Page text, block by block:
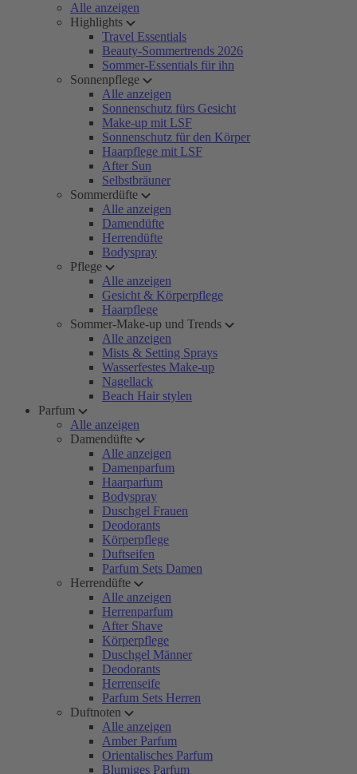
Alle anzeigen
Highlights
Travel Essentials
Beauty-Sommertrends 2026
Sommer-Essentials für ihn
Sonnenpflege
Alle anzeigen
Sonnenschutz fürs Gesicht
Make-up mit LSF
Sonnenschutz für den Körper
Haarpflege mit LSF
After Sun
Selbstbräuner
Sommerdüfte
Alle anzeigen
Damendüfte
Herrendüfte
Bodyspray
Pflege
Alle anzeigen
Gesicht & Körperpflege
Haarpflege
Sommer-Make-up und Trends
Alle anzeigen
Mists & Setting Sprays
Wasserfestes Make-up
Nagellack
Beach Hair stylen
Parfum
Alle anzeigen
Damendüfte
Alle anzeigen
Damenparfum
Haarparfum
Bodyspray
Duschgel Frauen
Deodorants
Körperpflege
Duftseifen
Parfum Sets Damen
Herrendüfte
Alle anzeigen
Herrenparfum
After Shave
Körperpflege
Duschgel Männer
Deodorants
Herrenseife
Parfum Sets Herren
Duftnoten
Alle anzeigen
Amber Parfum
Orientalisches Parfum
Blumiges Parfum